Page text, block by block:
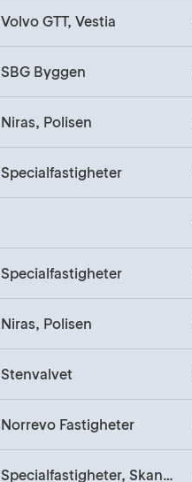
Volvo GTT, Vestia
SBG Byggen
Niras, Polisen
Specialfastigheter
Specialfastigheter
Niras, Polisen
Stenvalvet
Norrevo Fastigheter
Specialfastigheter, Skanska